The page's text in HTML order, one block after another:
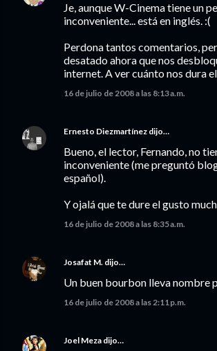
Je, aunque W-Cinema tiene un
inconveniente... está en inglés. :(
Perdona tantos comentarios,
desatado ahora que nos
internet. A ver cuánto nos dura
16 de julio de 2008 a las 8:13 a.m.
Ernesto Diezmartínez dijo…
Bueno, el lector, Fernando, no
inconveniente (me preguntó
español).
Y ojalá que te dure el gusto
16 de julio de 2008 a las 8:35 a.m.
Josafat M. dijo…
Un buen bourbon lleva nombre
16 de julio de 2008 a las 2:11 p.m.
Joel Meza dijo…